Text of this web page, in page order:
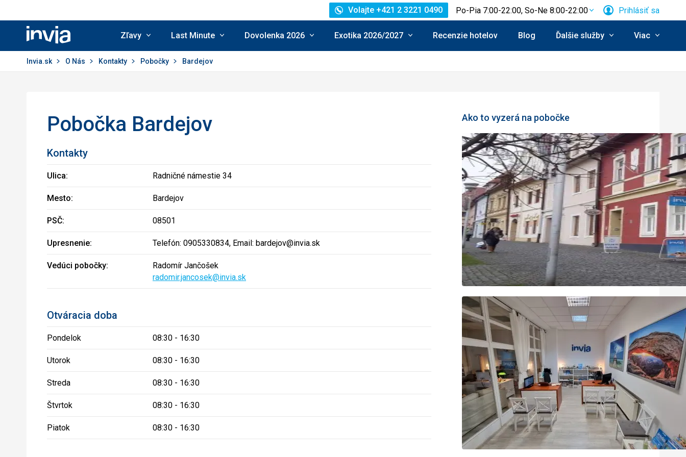
Invia.sk
Volajte +421 2 3221 0490 Po-Pia 7:00-22:00, So-Ne 8:00-22:00 Prihlásiť sa
Zľavy Last Minute Dovolenka 2026 Exotika 2026/2027 Recenzie hotelov Blog Ďalšie služby Viac
Invia.sk O Nás Kontakty Pobočky Bardejov
Pobočka Bardejov
Kontakty
Ulica: Radničné námestie 34
Mesto: Bardejov
PSČ: 08501
Upresnenie: Telefón: 0905330834, Email: bardejov@invia.sk
Vedúci pobočky:
Radomír Jančošek
radomir.jancosek@invia.sk
Otváracia doba
Pondelok 08:30 - 16:30
Utorok 08:30 - 16:30
Streda 08:30 - 16:30
Štvrtok 08:30 - 16:30
Piatok 08:30 - 16:30
Ako to vyzerá na pobočke